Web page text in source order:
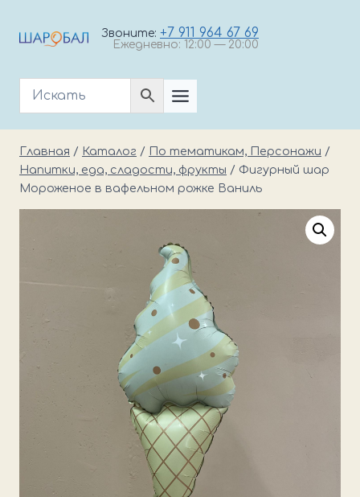
Звоните: +7 911 964 67 69
Ежедневно: 12:00 — 20:00
Главная / Каталог / По тематикам, Персонажи /
Напитки, еда, сладости, фрукты / Фигурный шар
Мороженое в вафельном рожке Ваниль